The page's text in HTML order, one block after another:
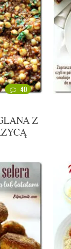
40
Z